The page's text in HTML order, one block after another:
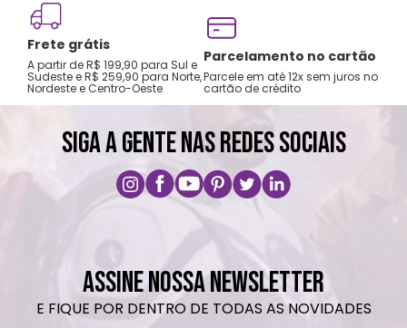
Frete grátis
A partir de R$ 199,90 para Sul e
Sudeste e R$ 259,90 para Norte,
Nordeste e Centro-Oeste
Parcelamento no cartão
Parcele em até 12x sem juros no
cartão de crédito
SIGA A GENTE NAS REDES SOCIAIS
ASSINE NOSSA NEWSLETTER
E FIQUE POR DENTRO DE TODAS AS NOVIDADES